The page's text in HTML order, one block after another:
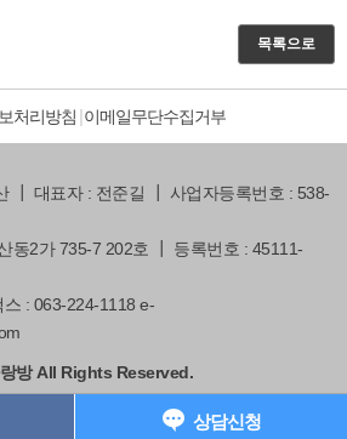
목록으로
처리방침 이메일무단수집거부
┃ 대표자 : 전준길 ┃ 사업자등록번호 : 538-
동2가 735-7 202호 ┃ 등록번호 : 45111-
: 063-224-1118 e-
방 All Rights Reserved.
1117 상담신청